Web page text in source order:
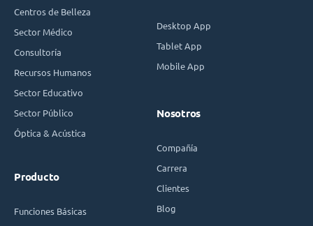
Centros de Belleza
Sector Médico
Consultoría
Recursos Humanos
Sector Educativo
Sector Público
Óptica & Acústica
Producto
Funciones Básicas
Desktop App
Tablet App
Mobile App
Nosotros
Compañía
Carrera
Clientes
Blog